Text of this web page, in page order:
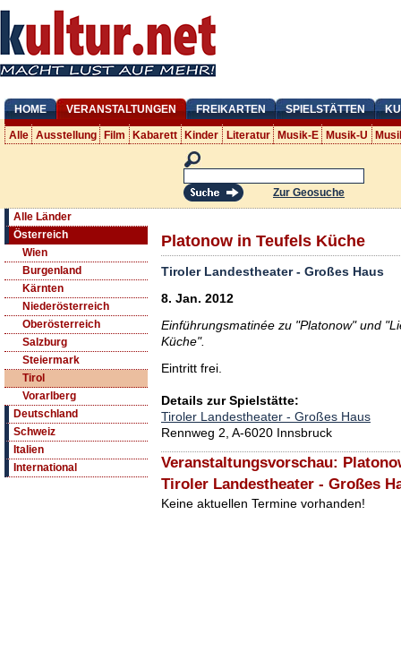
HOME VERANSTALTUNGEN FREIKARTEN SPIELSTÄTTEN
Alle Ausstellung Film Kabarett Kinder Literatur Musik-E Musik-U
Zur Geosuche
Alle Länder
Österreich
Wien
Burgenland
Kärnten
Niederösterreich
Oberösterreich
Salzburg
Steiermark
Tirol
Vorarlberg
Deutschland
Schweiz
Italien
International
Platonow in Teufels Küche
Tiroler Landestheater - Großes Haus
8. Jan. 2012
Einführungsmatinée zu "Platonow" und
Küche".
Eintritt frei.
Details zur Spielstätte:
Tiroler Landestheater - Großes Haus
Rennweg 2, A-6020 Innsbruck
Veranstaltungsvorschau:
Tiroler Landestheater - Großes
Keine aktuellen Termine vorhanden!